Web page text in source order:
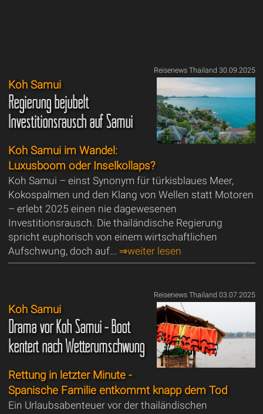
Reisenews Thailand 30.09.2025
Koh Samui
Regierung bejubelt
Investitionsrausch auf Samui
Koh Samui im Wandel:
Luxusboom oder Inselkollaps?
Koh Samui – einst Synonym für türkisblaues Meer,
Kokospalmen und den Klang von Wellen statt Motoren
– erlebt 2025 einen nie dagewesenen
Investitionsrausch. Die thailändische Regierung
spricht euphorisch von einem wirtschaftlichen
Aufschwung, doch auf... ⇒weiter lesen
Reisenews Thailand 03.07.2025
Koh Samui
Drama vor Koh Samui - Boot
kentert nach Wetterumschwung
Rettung in letzter Minute -
Spanische Familie entkommt knapp dem Tod
Ein Urlaubsabenteuer vor der thailändischen